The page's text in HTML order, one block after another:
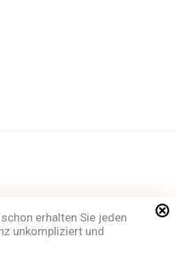
erhalten Sie jeden
unkompliziert und